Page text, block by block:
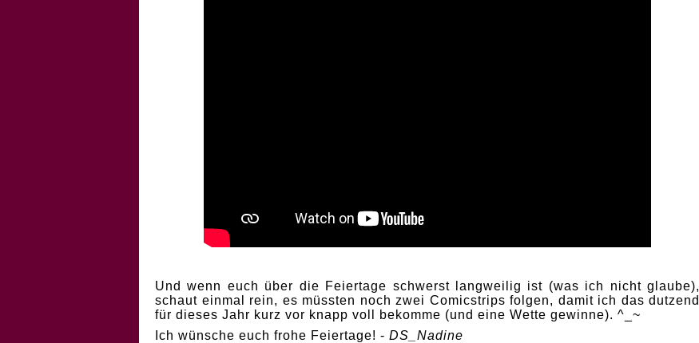
Und wenn euch über die Feiertage schwerst langweilig ist (was ich nicht glaube),
schaut einmal rein, es müssten noch zwei Comicstrips folgen, damit ich das dutzend
für dieses Jahr kurz vor knapp voll bekomme (und eine Wette gewinne). ^_~
Ich wünsche euch frohe Feiertage! - DS_Nadine